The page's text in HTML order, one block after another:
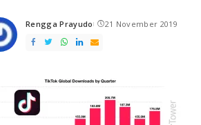
Posted
by
Rengga Prayudo 21 November 2019